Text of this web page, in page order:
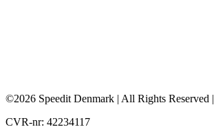
©2026 Speedit Denmark | All Rights Reserved |
CVR-nr: 42234117